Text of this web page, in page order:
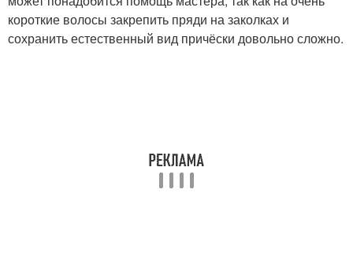
Прически с накладными
Пряди на коротких
короткие волосы закрепить пряди на заколках и
сохранить естественный вид причёски довольно сложно.